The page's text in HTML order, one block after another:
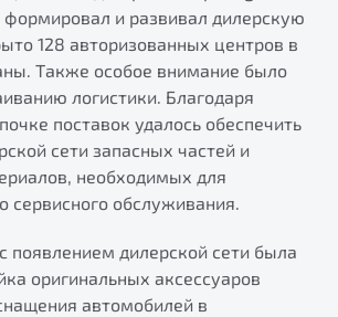
формировал и развивал дилерскую
128 авторизованных центров в
Также особое внимание было
логистики. Благодаря
поставок удалось обеспечить
сети запасных частей и
необходимых для
сервисного обслуживания.
появлением дилерской сети была
оригинальных аксессуаров
автомобилей в